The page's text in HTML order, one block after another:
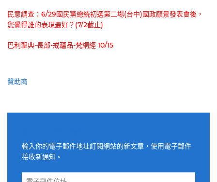
民意調查：6/29國民黨總統初選第二場(台中)國政願景發表會後，
您覺得誰的表現最好？(7/2截止)
巴利聖典-長部-戒蘊品-梵網經 10/15
贊助商
輸入你的電子郵件地址訂閱網站的新文章，使用電子郵件
接收新通知。
電